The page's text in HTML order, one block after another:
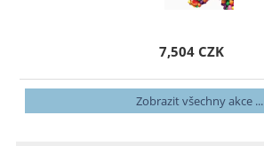
7,504 CZK
Zobrazit všechny akce ...